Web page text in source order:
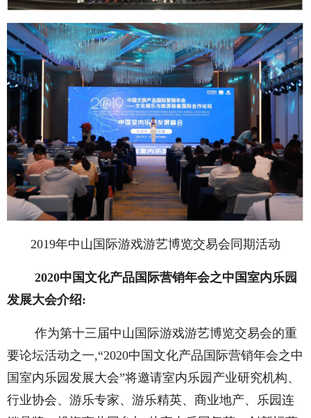
2019年中山国际游戏游艺博览交易会同期活动
2020中国文化产品国际营销年会之中国室内乐园
发展大会介绍:
作为第十三届中山国际游戏游艺博览交易会的重
要论坛活动之一,“2020中国文化产品国际营销年会之中
国室内乐园发展大会”将邀请室内乐园产业研究机构、
行业协会、游乐专家、游乐精英、商业地产、乐园连